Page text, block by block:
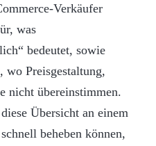
Verkäufer
was
bedeutet, sowie
wo Preisgestaltung,
nicht übereinstimmen.
Übersicht an einem
beheben können,